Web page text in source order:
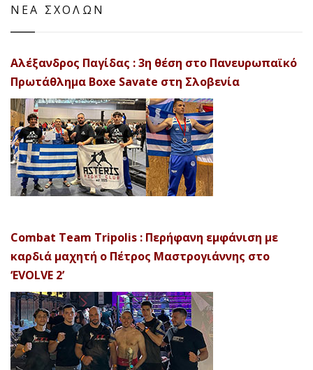
ΝΕΑ ΣΧΟΛΩΝ
Αλέξανδρος Παγίδας : 3η θέση στο Πανευρωπαϊκό
Πρωτάθλημα Boxe Savate στη Σλοβενία
Combat Team Tripolis : Περήφανη εμφάνιση με
καρδιά μαχητή ο Πέτρος Μαστρογιάννης στο
‘EVOLVE 2’